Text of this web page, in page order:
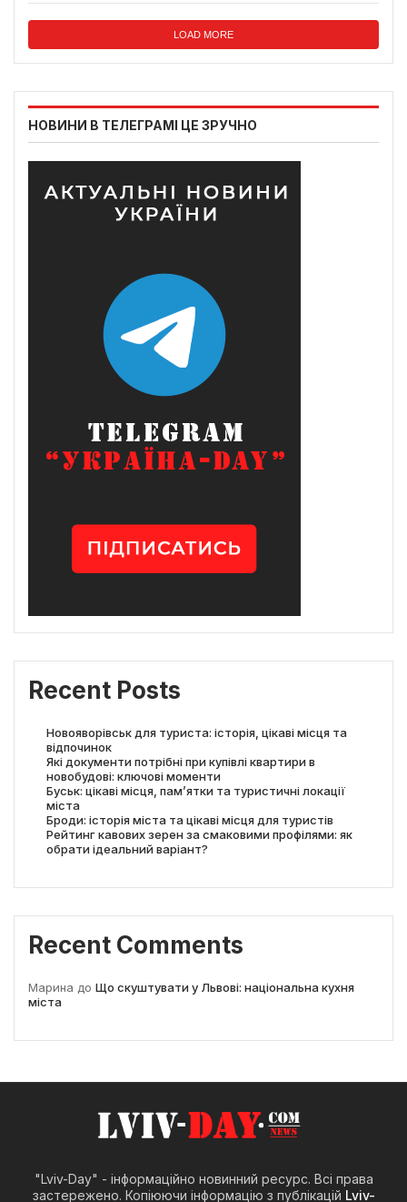
LOAD MORE
НОВИНИ В ТЕЛЕГРАМІ ЦЕ ЗРУЧНО
Recent Posts
Новояворівськ для туриста: історія, цікаві місця та
відпочинок
Які документи потрібні при купівлі квартири в
новобудові: ключові моменти
Буськ: цікаві місця, пам’ятки та туристичні локації
міста
Броди: історія міста та цікаві місця для туристів
Рейтинг кавових зерен за смаковими профілями: як
обрати ідеальний варіант?
Recent Comments
Марина до Що скуштувати у Львові: національна кухня
міста
"Lviv-Day" - інформаційно новинний ресурс. Всі права
застережено. Копіюючи інформацію з публікацій Lviv-